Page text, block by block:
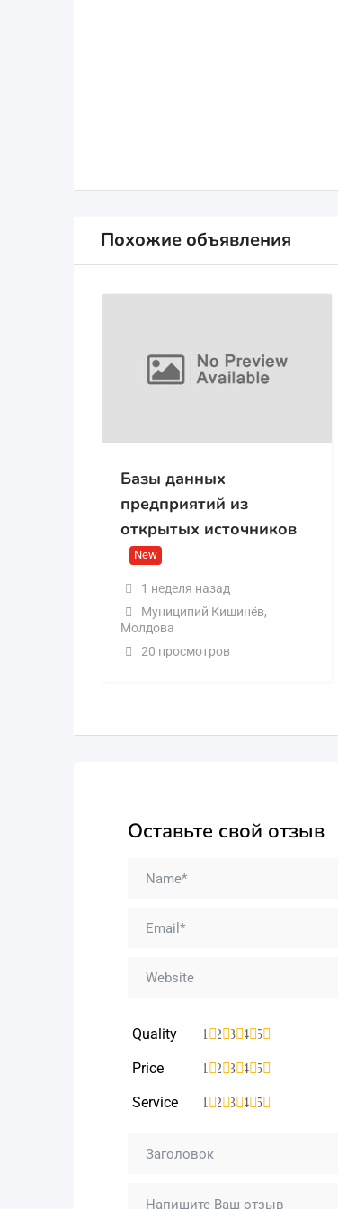
Похожие объявления
Базы данных
предприятий из
открытых источников
New
1 неделя назад
Муниципий Кишинёв,
Молдова
20 просмотров
Оставьте свой отзыв
Quality 5
4
3
2
1
Price 5
4
3
2
1
Service 5
4
3
2
1